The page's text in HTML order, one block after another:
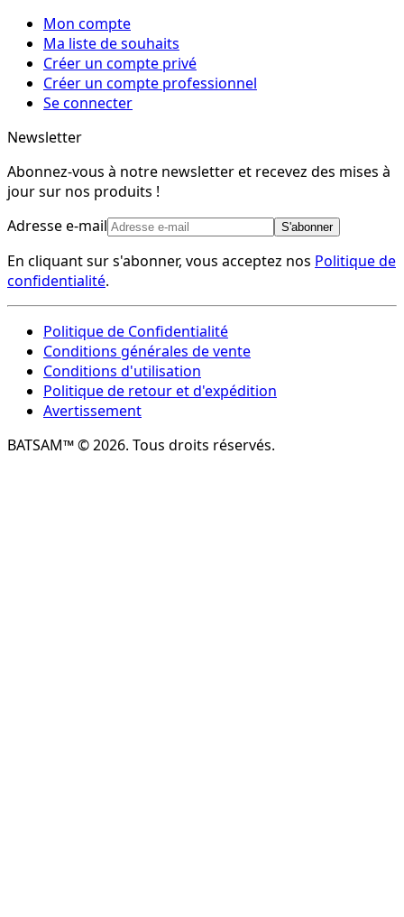
Mon compte
Ma liste de souhaits
Créer un compte privé
Créer un compte professionnel
Se connecter
Newsletter
Abonnez-vous à notre newsletter et recevez des mises à
jour sur nos produits !
Adresse e-mail
S'abonner
En cliquant sur s'abonner, vous acceptez nos Politique de
confidentialité.
Politique de Confidentialité
Conditions générales de vente
Conditions d'utilisation
Politique de retour et d'expédition
Avertissement
BATSAM™ © 2026. Tous droits réservés.